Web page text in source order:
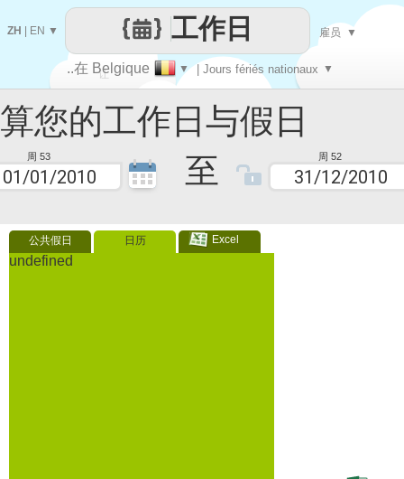
工作日与假日
周 53 至 周 52
公共假日 日历 Excel
undefined
让
每一天
..在 Belgique ▼ | Jours fériés nationaux ▼
工作日
ZH EN ▼ 雇员 ▼